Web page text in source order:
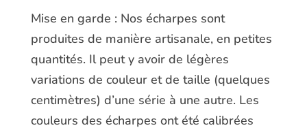
Mise en garde : Nos écharpes sont
produites de manière artisanale, en petites
quantités. Il peut y avoir de légères
variations de couleur et de taille (quelques
centimètres) d’une série à une autre. Les
couleurs des écharpes ont été calibrées